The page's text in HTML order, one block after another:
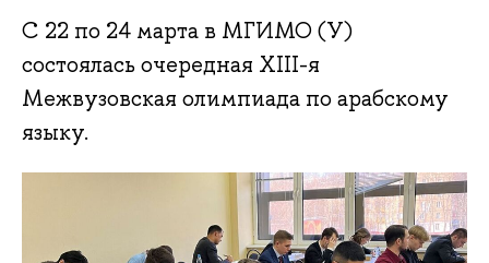
С 22 по 24 марта в МГИМО (У)
состоялась очередная XIII-я
Межвузовская олимпиада по арабскому
языку.